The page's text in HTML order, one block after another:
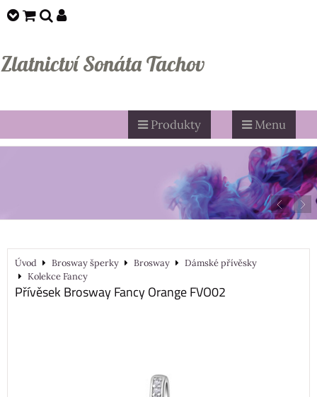
Zlatnictví Sonáta Tachov
Produkty Menu
Úvod Brosway šperky Brosway
Dámské přívěsky
Kolekce Fancy
Přívěsek Brosway Fancy Orange FVO02